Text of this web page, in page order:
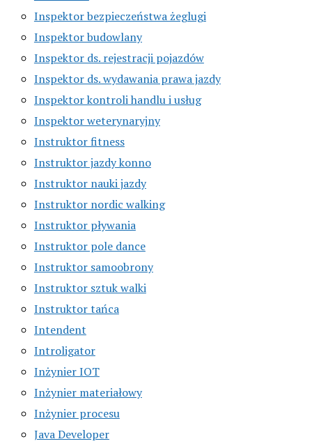
Inspektor bezpieczeństwa żeglugi
Inspektor budowlany
Inspektor ds. rejestracji pojazdów
Inspektor ds. wydawania prawa jazdy
Inspektor kontroli handlu i usług
Inspektor weterynaryjny
Instruktor fitness
Instruktor jazdy konno
Instruktor nauki jazdy
Instruktor nordic walking
Instruktor pływania
Instruktor pole dance
Instruktor samoobrony
Instruktor sztuk walki
Instruktor tańca
Intendent
Introligator
Inżynier IOT
Inżynier materiałowy
Inżynier procesu
Java Developer